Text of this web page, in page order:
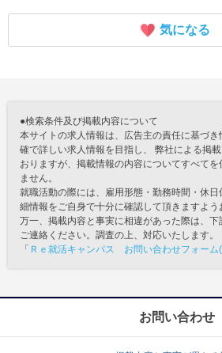
気になる
●検索条件及び掲載内容について
本サイトの求人情報は、広告主の責任に基づ
確で詳しい求人情報を目指し、 弊社による掲
おりますが、掲載情報の内容についてすべてを
ません。
就職活動の際には、雇用形態・勤務時間・休
細情報をご自身で十分に確認して頂きますよう
万一、掲載内容と事実に相違があった際は、下
ご連絡ください。調査の上、対応いたします。
「 Ｒｅ就活キャンパス お問い合わせフォーム
お問い合わせ